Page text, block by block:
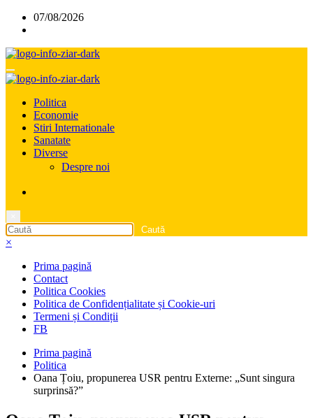
07/08/2026
Politica
Economie
Stiri Internationale
Sanatate
Diverse
Despre noi
×
Prima pagină
Contact
Politica Cookies
Politica de Confidențialitate și Cookie-uri
Termeni și Condiții
FB
Prima pagină
Politica
Oana Țoiu, propunerea USR pentru Externe: „Sunt singura
surprinsă?”